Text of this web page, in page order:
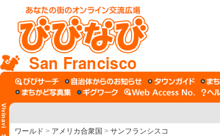
San Francisco
ワールド > アメリカ合衆国 > サンフランシスコ